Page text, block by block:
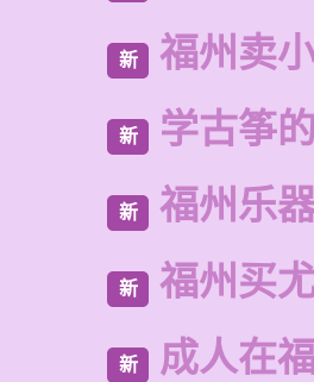
新 福州卖
新 学古筝
新 福州乐
新 福州买
新 成人在